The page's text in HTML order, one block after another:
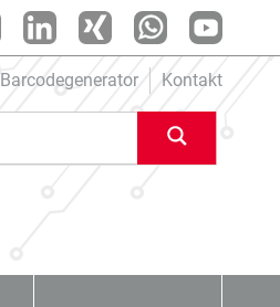
Barcodegenerator Kontakt